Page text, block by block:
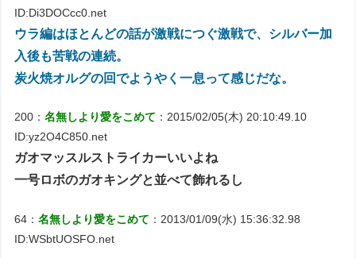
ID:Di3DOCcc0.net
ウラ編はほとんどの話が激戦につぐ激戦で、シルバー加
入後も苦戦の連続。
炭火焼オルグの回でようやく一息って感じだな。
200：名無しより愛をこめて ：2015/02/05(木) 20:10:49.10
ID:yz2O4C850.net
ガオマッスルストライカーいいよね
一号ロボのガオキングと並べて飾れるし
64：名無しより愛をこめて ：2013/01/09(水) 15:36:32.98
ID:WSbtUOSFO.net